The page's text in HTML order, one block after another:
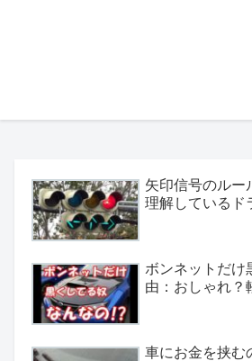
矢印信号のルー
理解しているド
ボンネットだけ
由：おしゃれ？
車にお金を挟む